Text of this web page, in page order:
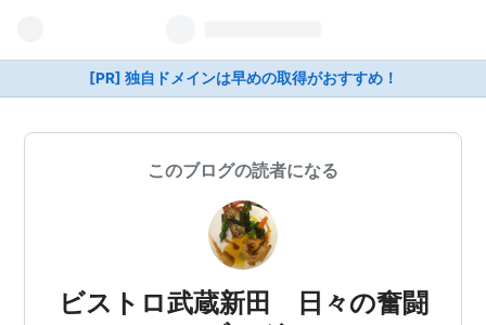
[PR] 独自ドメインは早めの取得がおすすめ！
このブログの読者になる
ビストロ武蔵新田 日々の奮闘